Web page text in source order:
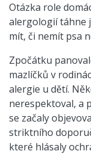
Otázka role
alergologií táhne
mít, či nemít psa
Zpočátku
mazlíčků v
alergie u dětí.
nerespektoval, a
se začaly
striktního
které hlásaly